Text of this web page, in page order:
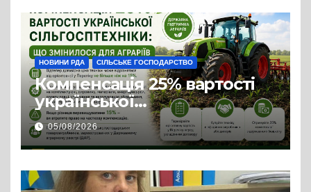
НОВИНИ РДА СІЛЬСЬКЕ ГОСПОДАРСТВО
Компенсація 25% вартості
української
сільгосптехніки: що
змінилося для аграріїв
05/08/2026